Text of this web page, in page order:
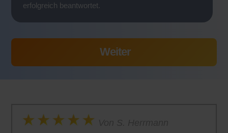
erfolgreich beantwortet.